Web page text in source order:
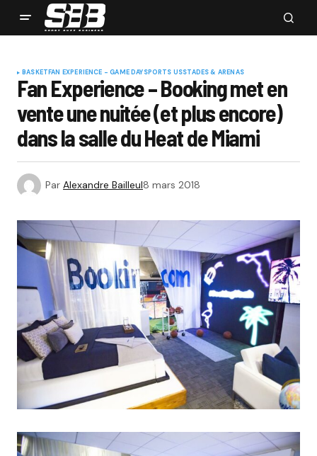
BASKETFAN EXPERIENCE - GAME DAYSPORTS USSTADES & ARENAS
Fan Experience – Booking met en
vente une nuitée (et plus encore)
dans la salle du Heat de Miami
Par Alexandre Bailleul8 mars 2018